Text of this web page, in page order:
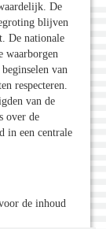
De
blijven
De nationale
waarborgen
van
respecteren.
van de
over de
in een centrale
de inhoud